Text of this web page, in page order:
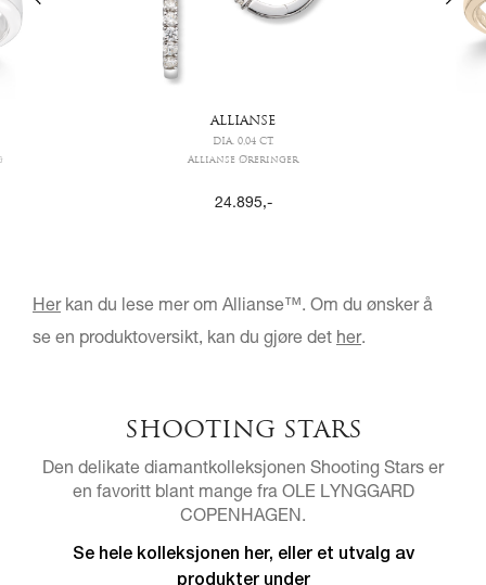
ALLIANSE
DIA. 0,04 CT.
Allianse Øreringer
24.895,-
Herkan du lese mer om Allianse™. Om du ønsker å
se en produktoversikt, kan du gjøre det her.
SHOOTING STARS
Den delikate diamantkolleksjonen Shooting Stars er
en favoritt blant mange fra OLE LYNGGARD
COPENHAGEN.
Se hele kolleksjonen her, eller et utvalg av